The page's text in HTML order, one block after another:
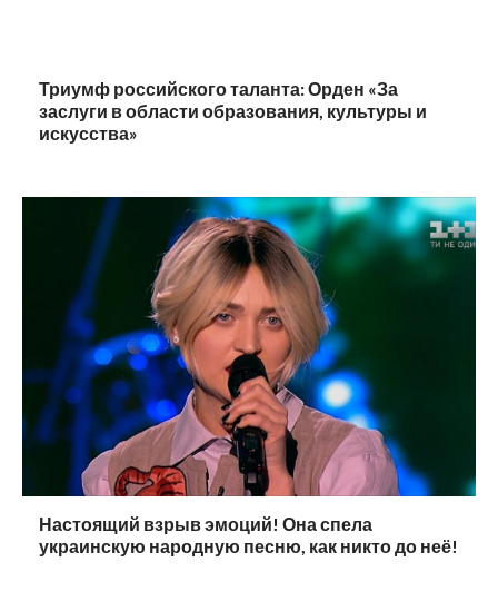
Триумф российского таланта: Орден «За
заслуги в области образования, культуры и
искусства»
Настоящий взрыв эмоций! Она спела
украинскую народную песню, как никто до неё!